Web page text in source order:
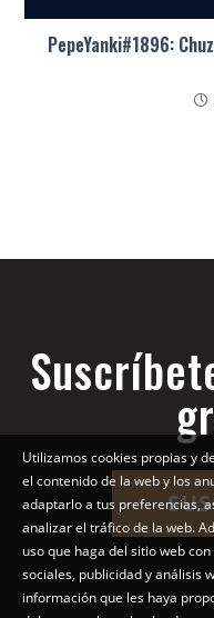
PepeYanki#1896:
Utilizamos cookies propias y
el contenido de la web y los
adaptarlo a tus preferencias,
analizar el tráfico de la web.
uso que haga del sitio web
sociales, publicidad y análisis
información que les haya